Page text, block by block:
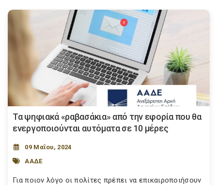
Τα ψηφιακά «ραβασάκια» από την εφορία που θα
ενεργοποιούνται αυτόματα σε 10 μέρες
09 Μαΐου, 2024
ΑΑΔΕ
Για ποιον λόγο οι πολίτες πρέπει να επικαιροποιήσουν